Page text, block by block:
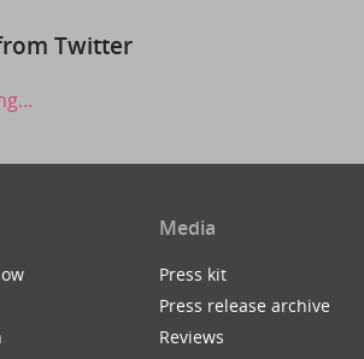
Twitter
Media
Press kit
Press release archive
Reviews